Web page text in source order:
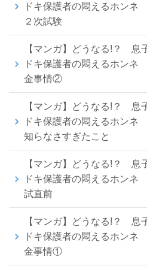
ドキ保護者の悶えるホンネ
２次試験
【マンガ】どうなる!？ 息
ドキ保護者の悶えるホン
金事情②
【マンガ】どうなる!？ 息
ドキ保護者の悶えるホン
知らなさすぎたこと
【マンガ】どうなる!？ 息
ドキ保護者の悶えるホン
試直前
【マンガ】どうなる!？ 息
ドキ保護者の悶えるホン
金事情①